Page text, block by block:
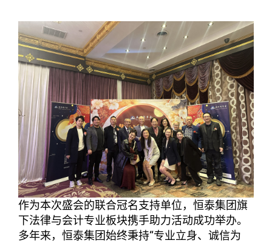
作为本次盛会的联合冠名支持单位，恒泰集团旗
下法律与会计专业板块携手助力活动成功举办。
多年来，恒泰集团始终秉持“专业立身、诚信为